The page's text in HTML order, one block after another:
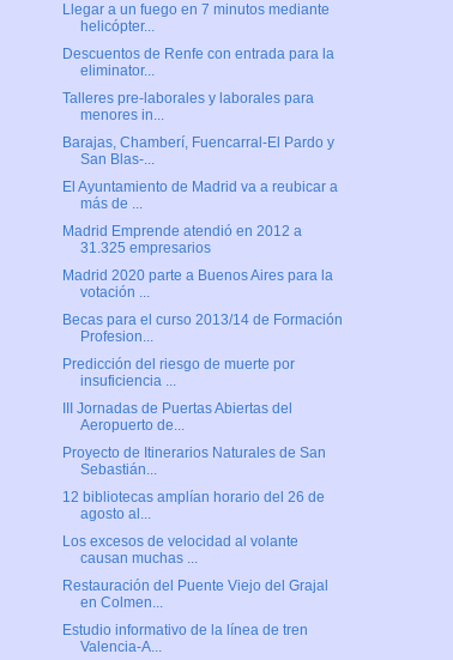
Llegar a un fuego en 7 minutos mediante
helicópter...
Descuentos de Renfe con entrada para la
eliminator...
Talleres pre-laborales y laborales para
menores in...
Barajas, Chamberí, Fuencarral-El Pardo y
San Blas-...
El Ayuntamiento de Madrid va a reubicar a
más de ...
Madrid Emprende atendió en 2012 a
31.325 empresarios
Madrid 2020 parte a Buenos Aires para la
votación ...
Becas para el curso 2013/14 de Formación
Profesion...
Predicción del riesgo de muerte por
insuficiencia ...
III Jornadas de Puertas Abiertas del
Aeropuerto de...
Proyecto de Itinerarios Naturales de San
Sebastián...
12 bibliotecas amplían horario del 26 de
agosto al...
Los excesos de velocidad al volante
causan muchas ...
Restauración del Puente Viejo del Grajal
en Colmen...
Estudio informativo de la línea de tren
Valencia-A...